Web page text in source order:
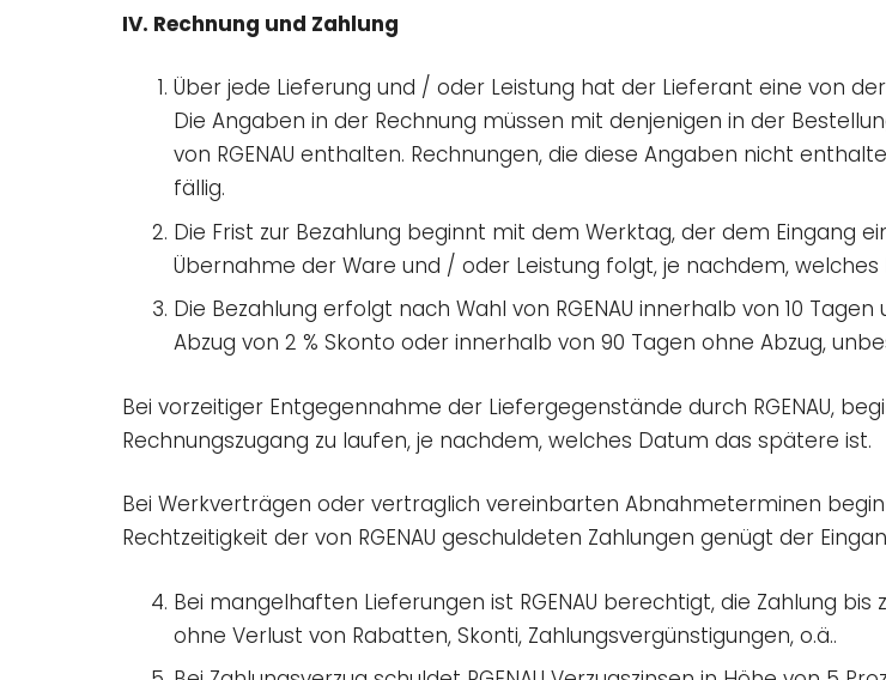
IV. Rechnung und Zahlung
Über jede Lieferung und / oder Leistung hat der Lieferant eine von
Die Angaben in der Rechnung müssen mit denjenigen in der
von RGENAU enthalten. Rechnungen, die diese Angaben nicht
fällig.
Die Frist zur Bezahlung beginnt mit dem Werktag, der dem Eingang
Übernahme der Ware und / oder Leistung folgt, je nachdem,
Die Bezahlung erfolgt nach Wahl von RGENAU innerhalb von 10
Abzug von 2 % Skonto oder innerhalb von 90 Tagen ohne Abzug,
Bei vorzeitiger Entgegennahme der Liefergegenstände durch RGENAU,
Rechnungszugang zu laufen, je nachdem, welches Datum das spätere ist.
Bei Werkverträgen oder vertraglich vereinbarten Abnahmeterminen
Rechtzeitigkeit der von RGENAU geschuldeten Zahlungen genügt der
Bei mangelhaften Lieferungen ist RGENAU berechtigt, die Zahlung
ohne Verlust von Rabatten, Skonti, Zahlungsvergünstigungen, o.ä..